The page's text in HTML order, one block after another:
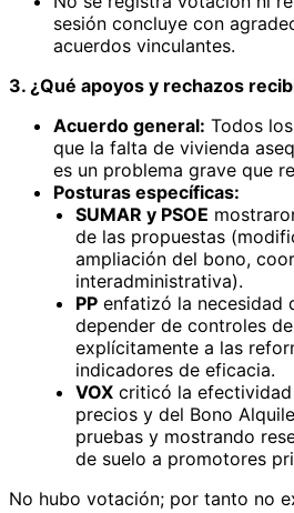
sesión concluye con
acuerdos vinculantes.
3. ¿Qué apoyos y rechazos
Acuerdo general: Todos
que la falta de vivienda
es un problema grave que
Posturas específicas:
SUMAR y PSOE
de las propuestas
ampliación del bono,
interadministrativa).
PP enfatizó la necesidad
depender de controles
explícitamente a las
indicadores de eficacia.
VOX criticó la
precios y del Bono
pruebas y mostrando
de suelo a promotores
No hubo votación; por tanto no